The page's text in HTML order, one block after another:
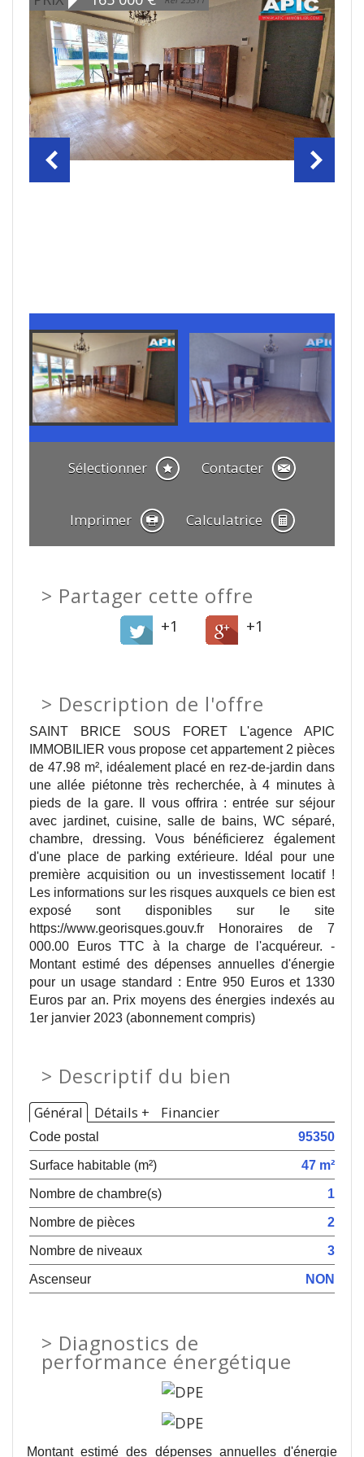
Sélectionner Contacter
Imprimer Calculatrice
Partager cette offre
+1 +1
> Description de l'offre
SAINT BRICE SOUS FORET L'agence APIC
IMMOBILIER vous propose cet appartement 2 pièces
de 47.98 m², idéalement placé en rez-de-jardin dans
une allée piétonne très recherchée, à 4 minutes à
pieds de la gare. Il vous offrira : entrée sur séjour
avec jardinet, cuisine, salle de bains, WC séparé,
chambre, dressing. Vous bénéficierez également
d'une place de parking extérieure. Idéal pour une
première acquisition ou un investissement locatif !
Les informations sur les risques auxquels ce bien est
exposé sont disponibles sur le site
https://www.georisques.gouv.fr Honoraires de 7
000.00 Euros TTC à la charge de l'acquéreur. -
Montant estimé des dépenses annuelles d'énergie
pour un usage standard : Entre 950 Euros et 1330
Euros par an. Prix moyens des énergies indexés au
1er janvier 2023 (abonnement compris)
> Descriptif du bien
Général Détails + Financier
Code postal
95350
Surface habitable (m²)
47 m²
Nombre de chambre(s)
1
Nombre de pièces
2
Nombre de niveaux
3
Ascenseur
NON
> Diagnostics de
performance énergétique
Montant estimé des dépenses annuelles d'énergie